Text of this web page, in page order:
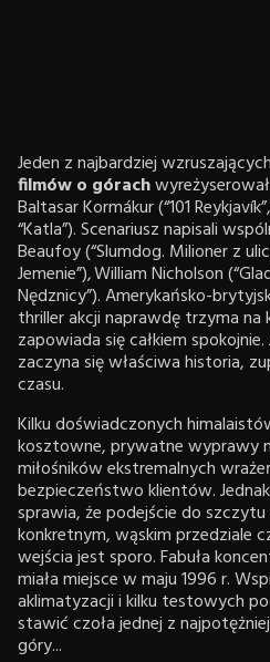
Jeden z najbardziej
filmów o górach
Baltasar Kormákur (“101
“Katla”). Scenariusz napisali
Beaufoy (“Slumdog. Milioner z
Jemenie”), William Nicholson
Nędznicy”). Amerykańsko-
thriller akcji naprawdę trzyma
zapowiada się całkiem
zaczyna się właściwa historia,
czasu.
Kilku doświadczonych
kosztowne, prywatne wyprawy
miłośników ekstremalnych
bezpieczeństwo klientów.
sprawia, że podejście do
konkretnym, wąskim przedziale
wejścia jest sporo. Fabuła
miała miejsce w maju 1996 r.
aklimatyzacji i kilku testowych
stawić czoła jednej z
góry...